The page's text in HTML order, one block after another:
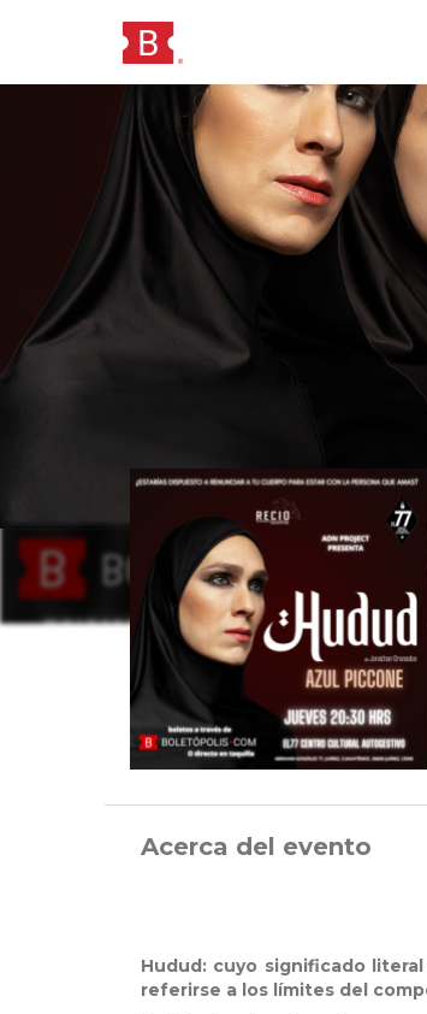
Acerca del evento
Hudud: cuyo significado
referirse a los límites del